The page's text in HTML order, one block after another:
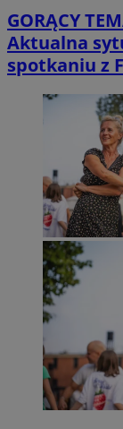
GORĄCY
Aktualna
spotkaniu z